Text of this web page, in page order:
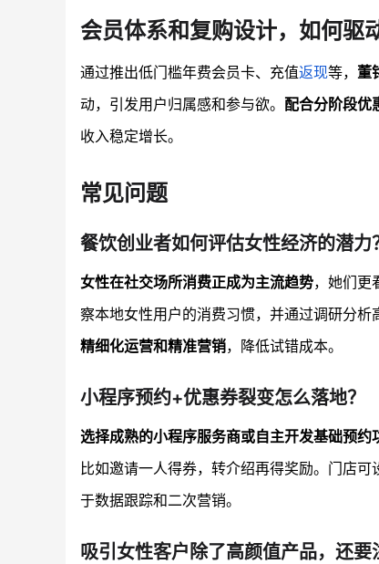
会员体系和复购设计，如何驱
通过推出低门槛年费会员卡、充值返现等， 董
动，引发用户归属感和参与欲。 配合分阶段优
收入稳定增长。
常见问题
餐饮创业者如何评估女性经济的潜力
女性在社交场所消费正成为主流趋势，她们更
察本地女性用户的消费习惯，并通过调研分析
精细化运营和精准营销，降低试错成本。
小程序预约+优惠券裂变怎么落地？
选择成熟的小程序服务商或自主开发基础预约
比如邀请一人得券，转介绍再得奖励。门店
于数据跟踪和二次营销。
吸引女性客户除了高颜值产品，还要